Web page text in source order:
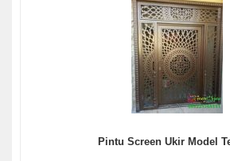
Pintu Screen Ukir Model